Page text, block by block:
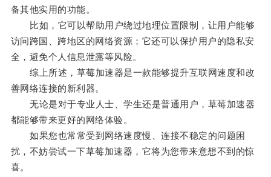
备其他实用的功能。
比如，它可以帮助用户绕过地理位置限制，让用户能够
访问跨国、跨地区的网络资源；它还可以保护用户的隐私安
全，避免个人信息泄露等风险。
综上所述，草莓加速器是一款能够提升互联网速度和改
善网络连接的新利器。
无论是对于专业人士、学生还是普通用户，草莓加速器
都能够带来更好的网络体验。
如果您也常常受到网络速度慢、连接不稳定的问题困
扰，不妨尝试一下草莓加速器，它将为您带来意想不到的惊
喜。